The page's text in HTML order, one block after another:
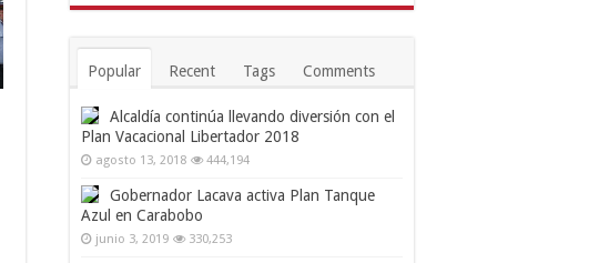
Popular Recent Tags Comments
Alcaldía continúa llevando diversión con el
Plan Vacacional Libertador 2018
agosto 13, 2018 444,194
Gobernador Lacava activa Plan Tanque
Azul en Carabobo
junio 3, 2019 330,253